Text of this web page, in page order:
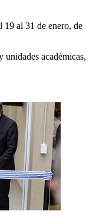
19 al 31 de enero, de
unidades académicas,